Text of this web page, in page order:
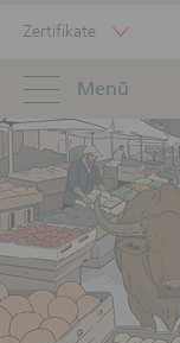
Zertifikate
Menü